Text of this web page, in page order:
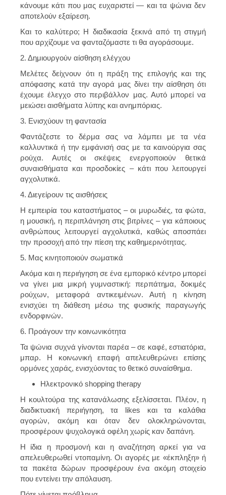
κάνουμε κάτι που μας ευχαριστεί — και τα ψώνια δεν
αποτελούν εξαίρεση.
Και το καλύτερο; Η διαδικασία ξεκινά από τη στιγμή
που αρχίζουμε να φανταζόμαστε τι θα αγοράσουμε.
2. Δημιουργούν αίσθηση ελέγχου
Μελέτες δείχνουν ότι η πράξη της επιλογής και της
απόφασης κατά την αγορά μας δίνει την αίσθηση ότι
έχουμε έλεγχο στο περιβάλλον μας. Αυτό μπορεί να
μειώσει αισθήματα λύπης και ανημπόριας.
3. Ενισχύουν τη φαντασία
Φαντάζεστε το δέρμα σας να λάμπει με τα νέα
καλλυντικά ή την εμφάνισή σας με τα καινούργια σας
ρούχα. Αυτές οι σκέψεις ενεργοποιούν θετικά
συναισθήματα και προσδοκίες – κάτι που λειτουργεί
αγχολυτικά.
4. Διεγείρουν τις αισθήσεις
Η εμπειρία του καταστήματος – οι μυρωδιές, τα φώτα,
η μουσική, η περιπλάνηση στις βιτρίνες – για κάποιους
ανθρώπους λειτουργεί αγχολυτικά, καθώς αποσπάει
την προσοχή από την πίεση της καθημερινότητας.
5. Μας κινητοποιούν σωματικά
Ακόμα και η περιήγηση σε ένα εμπορικό κέντρο μπορεί
να γίνει μια μικρή γυμναστική: περπάτημα, δοκιμές
ρούχων, μεταφορά αντικειμένων. Αυτή η κίνηση
ενισχύει τη διάθεση μέσω της φυσικής παραγωγής
ενδορφινών.
6. Προάγουν την κοινωνικότητα
Τα ψώνια συχνά γίνονται παρέα – σε καφέ, εστιατόρια,
μπαρ. Η κοινωνική επαφή απελευθερώνει επίσης
ορμόνες χαράς, ενισχύοντας το θετικό συναίσθημα.
Ηλεκτρονικό shopping therapy
Η κουλτούρα της κατανάλωσης εξελίσσεται. Πλέον, η
διαδικτυακή περιήγηση, τα likes και τα καλάθια
αγορών, ακόμη και όταν δεν ολοκληρώνονται,
προσφέρουν ψυχολογικά οφέλη χωρίς καν δαπάνη.
Η ίδια η προσμονή και η αναζήτηση αρκεί για να
απελευθερωθεί ντοπαμίνη. Οι αγορές με «έκπληξη» ή
τα πακέτα δώρων προσφέρουν ένα ακόμη στοιχείο
που εντείνει την απόλαυση.